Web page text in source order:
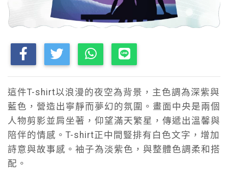
這件T-shirt以浪漫的夜空為背景，主色調為深紫與
藍色，營造出寧靜而夢幻的氛圍。畫面中央是兩個
人物剪影並肩坐著，仰望滿天繁星，傳遞出溫馨與
陪伴的情感。T-shirt正中間豎排有白色文字，增加
詩意與故事感。袖子為淡紫色，與整體色調柔和搭
配。